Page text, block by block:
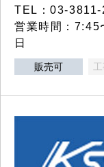
TEL：03-
営業時間：7:45
日
販売可